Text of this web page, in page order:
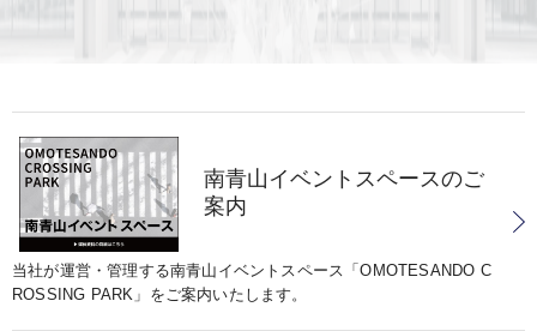
南青山イベントスペースのご
案内
当社が運営・管理する南青山イベントスペース「OMOTESANDO C
ROSSING PARK」をご案内いたします。